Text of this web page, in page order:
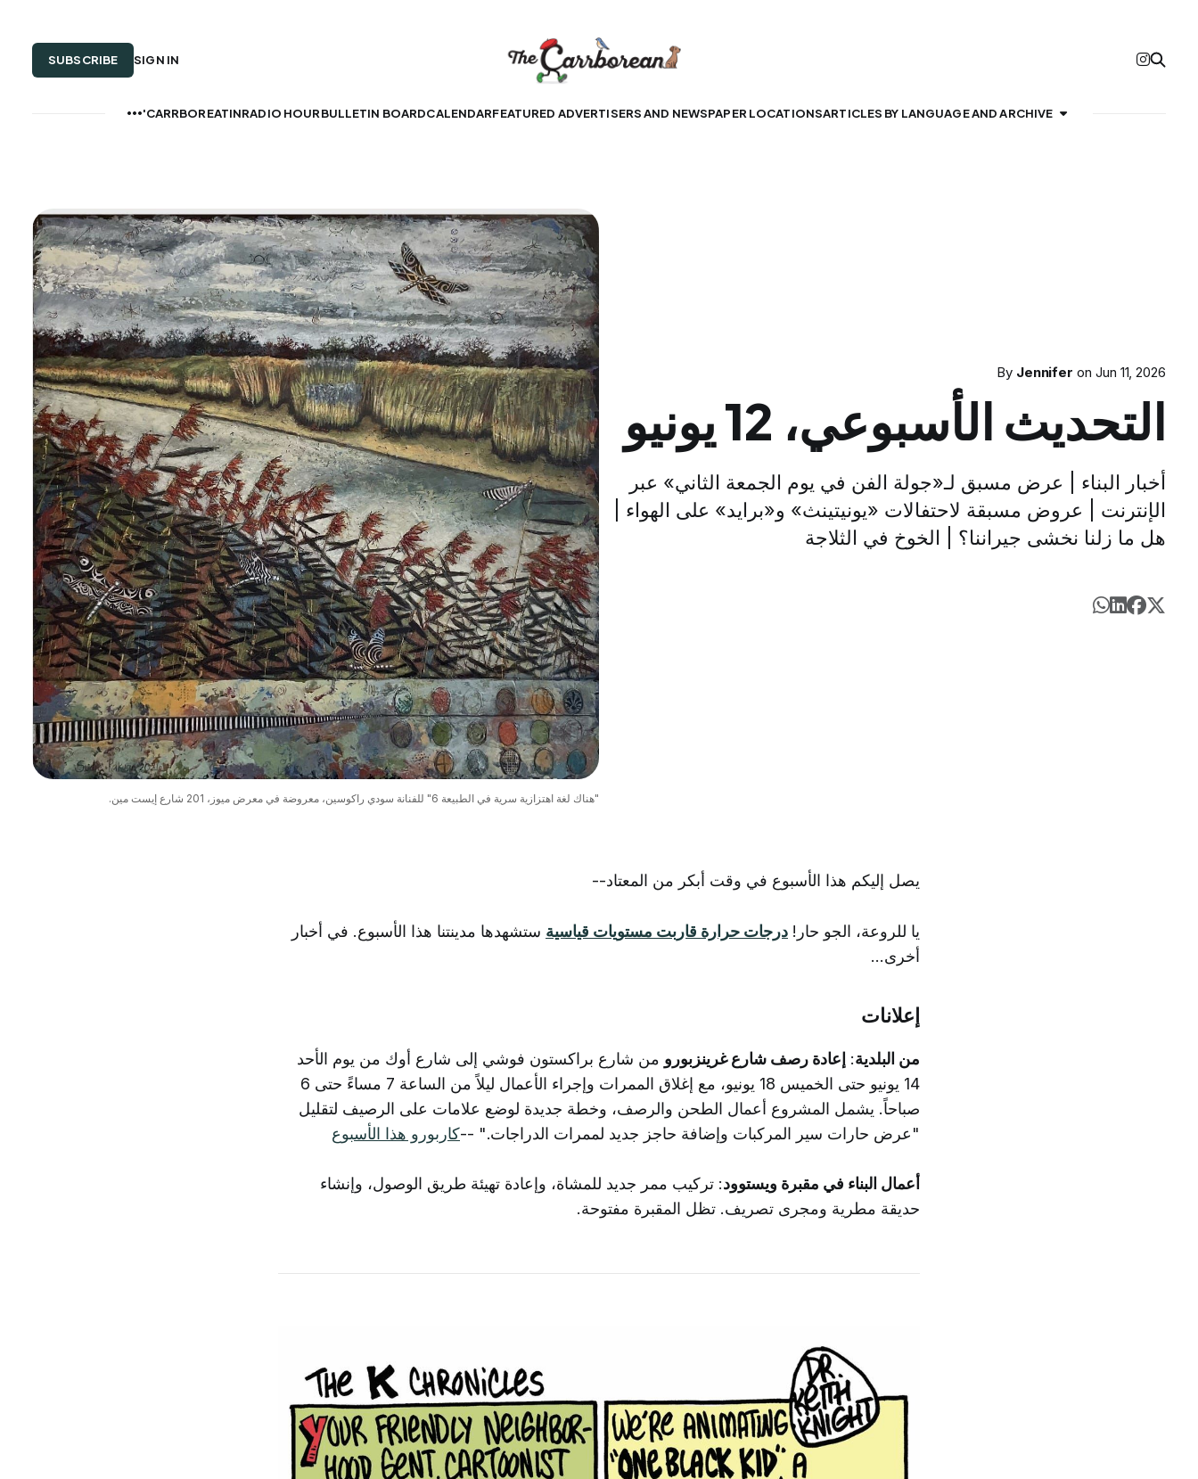
ARTICLES BY LANGUAGE AND ARCHIVE
FEATURED ADVERTISERS AND NEWSPAPER LOCATIONS
CALENDAR
BULLETIN BOARD
RADIO HOUR
CARRBOREATIN'
SIGN IN
SUBSCRIBE
By Jennifer on Jun 11, 2026
التحديث الأسبوعي، 12 يونيو
أخبار البناء | عرض مسبق لـ«جولة الفن في يوم الجمعة الثاني» عبر
الإنترنت | عروض مسبقة لاحتفالات «يونيتينث» و«برايد» على الهواء |
هل ما زلنا نخشى جيراننا؟ | الخوخ في الثلاجة
"هناك لغة اهتزازية سرية في الطبيعة 6" للفنانة سودي راكوسين، معروضة في معرض ميوز، 201 شارع إيست مين.
يصل إليكم هذا الأسبوع في وقت أبكر من المعتاد--
يا للروعة، الجو حار! درجات حرارة قاربت مستويات قياسية ستشهدها مدينتنا هذا الأسبوع. في أخبار
أخرى...
إعلانات
من البلدية: إعادة رصف شارع غرينزبورو من شارع براكستون فوشي إلى شارع أوك من يوم الأحد
14 يونيو حتى الخميس 18 يونيو، مع إغلاق الممرات وإجراء الأعمال ليلاً من الساعة 7 مساءً حتى 6
صباحاً. يشمل المشروع أعمال الطحن والرصف، وخطة جديدة لوضع علامات على الرصيف لتقليل
"عرض حارات سير المركبات وإضافة حاجز جديد لممرات الدراجات." --كاربورو هذا الأسبوع
أعمال البناء في مقبرة ويستوود: تركيب ممر جديد للمشاة، وإعادة تهيئة طريق الوصول، وإنشاء
حديقة مطرية ومجرى تصريف. تظل المقبرة مفتوحة.